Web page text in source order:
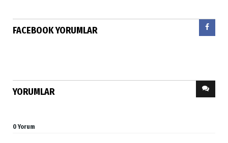
FACEBOOK YORUMLAR
YORUMLAR
0 Yorum